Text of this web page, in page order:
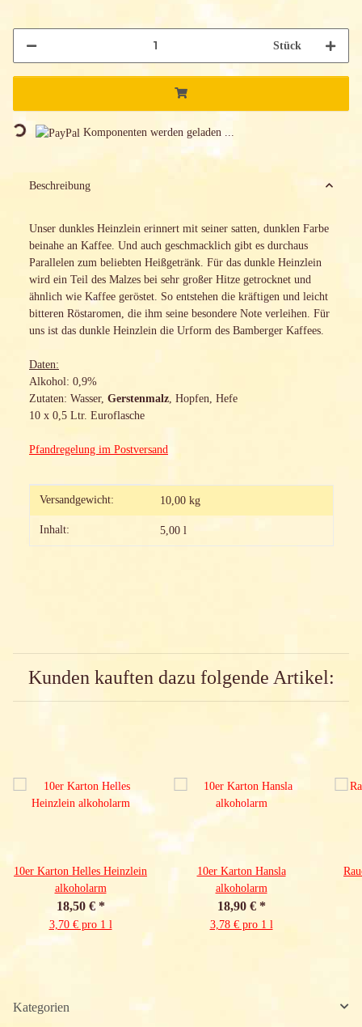
Stück
Loading... Komponenten werden geladen ...
Beschreibung
Unser dunkles Heinzlein erinnert mit seiner satten, dunklen Farbe
beinahe an Kaffee. Und auch geschmacklich gibt es durchaus
Parallelen zum beliebten Heißgetränk. Für das dunkle Heinzlein
wird ein Teil des Malzes bei sehr großer Hitze getrocknet und
ähnlich wie Kaffee geröstet. So entstehen die kräftigen und leicht
bitteren Röstaromen, die ihm seine besondere Note verleihen. Für
uns ist das dunkle Heinzlein die Urform des Bamberger Kaffees.
Daten:
Alkohol: 0,9%
Zutaten: Wasser, Gerstenmalz , Hopfen, Hefe
10 x 0,5 Ltr. Euroflasche
Pfandregelung im Postversand
Produkteigenschaft
Wert
Versandgewicht: 10,00 kg
Inhalt: 5,00 l
Kunden kauften dazu folgende Artikel:
10er Karton Helles Heinzlein
alkoholarm
18,50 € *
3,70 € pro 1 l
10er Karton Hansla
alkoholarm
18,90 € *
3,78 € pro 1 l
Kategorien